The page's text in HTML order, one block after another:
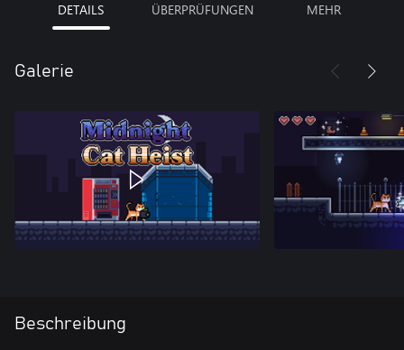
DETAILS ÜBERPRÜFUNGEN MEHR
Galerie
Beschreibung